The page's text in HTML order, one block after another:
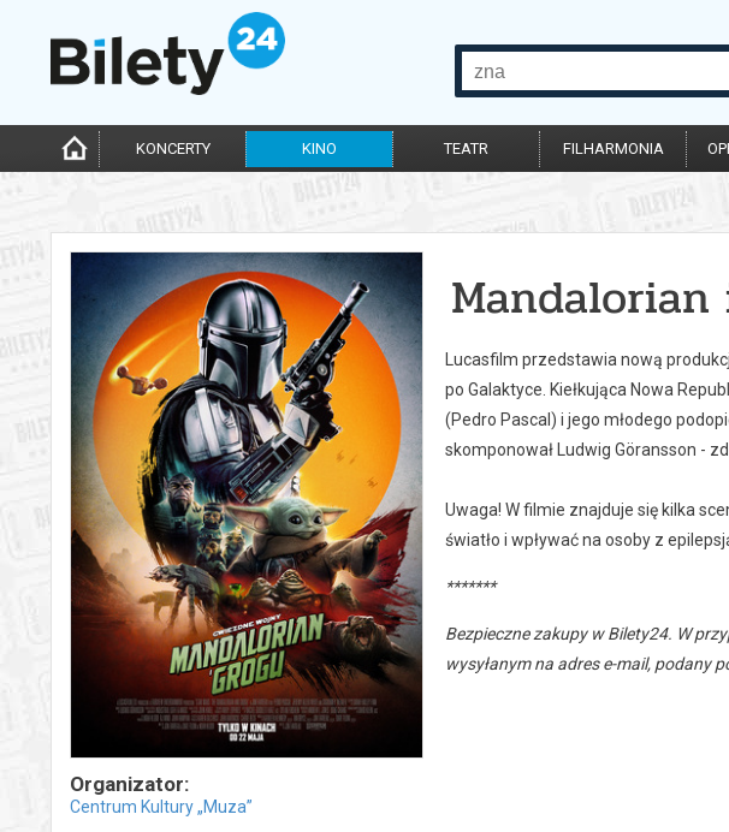
KONCERTY KINO TEATR FILHARMONIA
Organizator:
Centrum Kultury „Muza”
Lucasfilm przedstawia nową
po Galaktyce. Kiełkująca Nowa
(Pedro Pascal) i jego młodego
skomponował Ludwig Göransson -
Uwaga! W filmie znajduje się kilka
światło i wpływać na osoby z
*******
Bezpieczne zakupy w Bilety24. W
wysyłanym na adres e-mail, podany